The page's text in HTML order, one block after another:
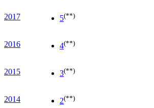
2017 5(**)
2016 4(**)
2015 3(**)
2014 2(**)